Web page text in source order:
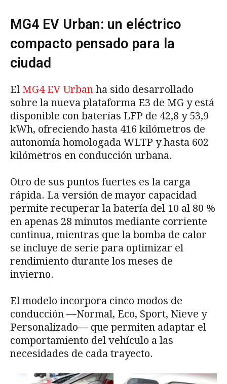
MG4 EV Urban: un eléctrico
compacto pensado para la
ciudad
El MG4 EV Urban ha sido desarrollado
sobre la nueva plataforma E3 de MG y está
disponible con baterías LFP de 42,8 y 53,9
kWh, ofreciendo hasta 416 kilómetros de
autonomía homologada WLTP y hasta 602
kilómetros en conducción urbana.
Otro de sus puntos fuertes es la carga
rápida. La versión de mayor capacidad
permite recuperar la batería del 10 al 80 %
en apenas 28 minutos mediante corriente
continua, mientras que la bomba de calor
se incluye de serie para optimizar el
rendimiento durante los meses de
invierno.
El modelo incorpora cinco modos de
conducción —Normal, Eco, Sport, Nieve y
Personalizado— que permiten adaptar el
comportamiento del vehículo a las
necesidades de cada trayecto.